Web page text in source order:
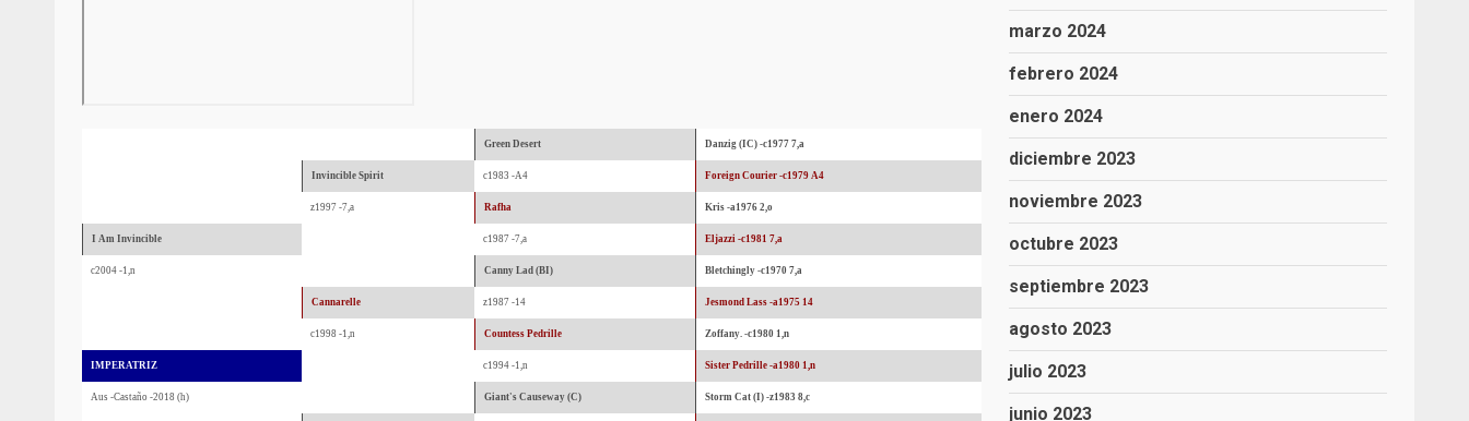
Green Desert Danzig (IC) -c1977 7,a
Invincible Spirit c1983 -A4 Foreign Courier -c1979 A4
z1997 -7,a Rafha Kris -a1976 2,o
I Am Invincible c1987 -7,a Eljazzi -c1981 7,a
c2004 -1,n Canny Lad (BI) Bletchingly -c1970 7,a
Cannarelle z1987 -14 Jesmond Lass -a1975 14
c1998 -1,n Countess Pedrille Zoffany. -c1980 1,n
IMPERATRIZ c1994 -1,n Sister Pedrille -a1980 1,n
Aus -Castaño -2018 (h) Giant's Causeway (C) Storm Cat (I) -z1983 8,c
marzo 2024
febrero 2024
enero 2024
diciembre 2023
noviembre 2023
octubre 2023
septiembre 2023
agosto 2023
julio 2023
junio 2023